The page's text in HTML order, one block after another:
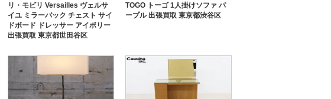
リ・モビリ Versailles ヴェルサ
イユ ミラーバック チェスト サイ
ドボード ドレッサー アイボリー
出張買取 東京都世田谷区
TOGO トーゴ 1人掛けソファ パ
ープル 出張買取 東京都渋谷区